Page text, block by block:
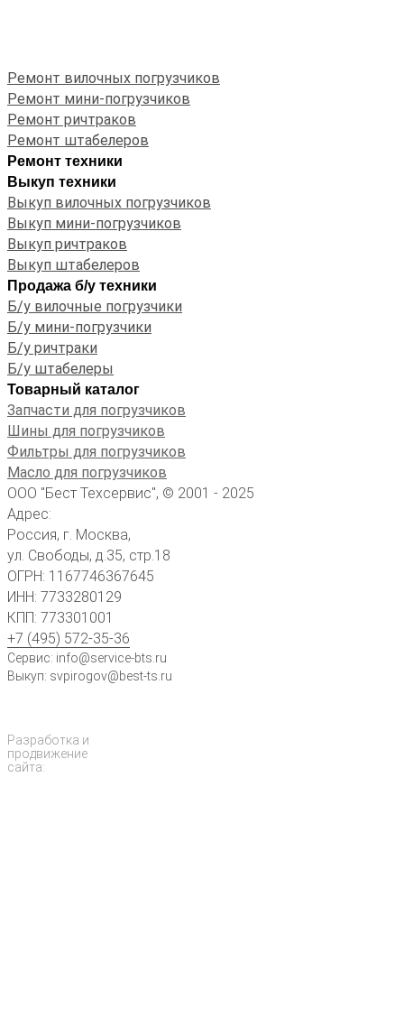
Ремонт вилочных погрузчиков
Ремонт мини-погрузчиков
Ремонт ричтраков
Ремонт штабелеров
Ремонт техники
Выкуп техники
Выкуп вилочных погрузчиков
Выкуп мини-погрузчиков
Выкуп ричтраков
Выкуп штабелеров
Продажа б/у техники
Б/у вилочные погрузчики
Б/у мини-погрузчики
Б/у ричтраки
Б/у штабелеры
Товарный каталог
Запчасти для погрузчиков
Шины для погрузчиков
Фильтры для погрузчиков
Масло для погрузчиков
ООО "Бест Техсервис", © 2001 - 2025
Адрес:
Россия, г. Москва,
ул. Свободы, д.35, стр.18
ОГРН: 1167746367645
ИНН: 7733280129
КПП: 773301001
+7 (495) 572-35-36
Сервис: info@service-bts.ru
Выкуп: svpirogov@best-ts.ru
Разработка и
продвижение
сайта: